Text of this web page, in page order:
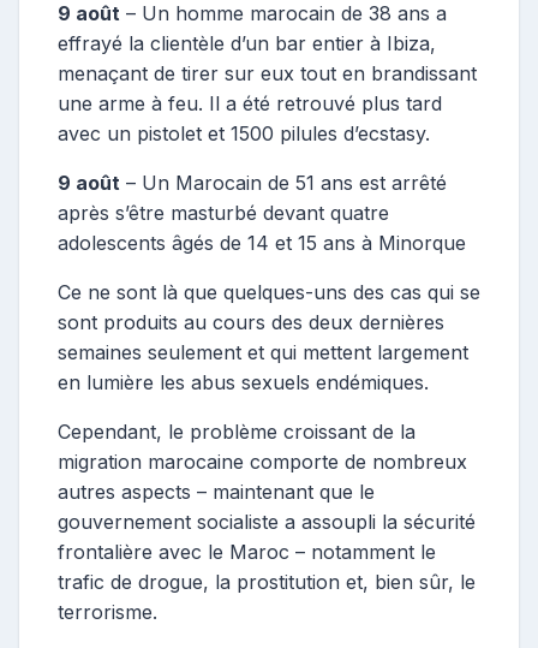
9 août – Un homme marocain de 38 ans a
effrayé la clientèle d’un bar entier à Ibiza,
menaçant de tirer sur eux tout en brandissant
une arme à feu. Il a été retrouvé plus tard
avec un pistolet et 1500 pilules d’ecstasy.
9 août – Un Marocain de 51 ans est arrêté
après s’être masturbé devant quatre
adolescents âgés de 14 et 15 ans à Minorque
Ce ne sont là que quelques-uns des cas qui se
sont produits au cours des deux dernières
semaines seulement et qui mettent largement
en lumière les abus sexuels endémiques.
Cependant, le problème croissant de la
migration marocaine comporte de nombreux
autres aspects – maintenant que le
gouvernement socialiste a assoupli la sécurité
frontalière avec le Maroc – notamment le
trafic de drogue, la prostitution et, bien sûr, le
terrorisme.